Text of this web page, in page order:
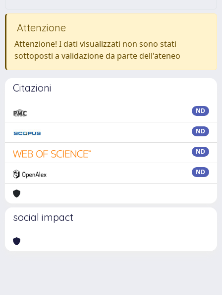
Attenzione
Attenzione! I dati visualizzati non sono stati
sottoposti a validazione da parte dell'ateneo
Citazioni
ND
ND
ND
ND
social impact